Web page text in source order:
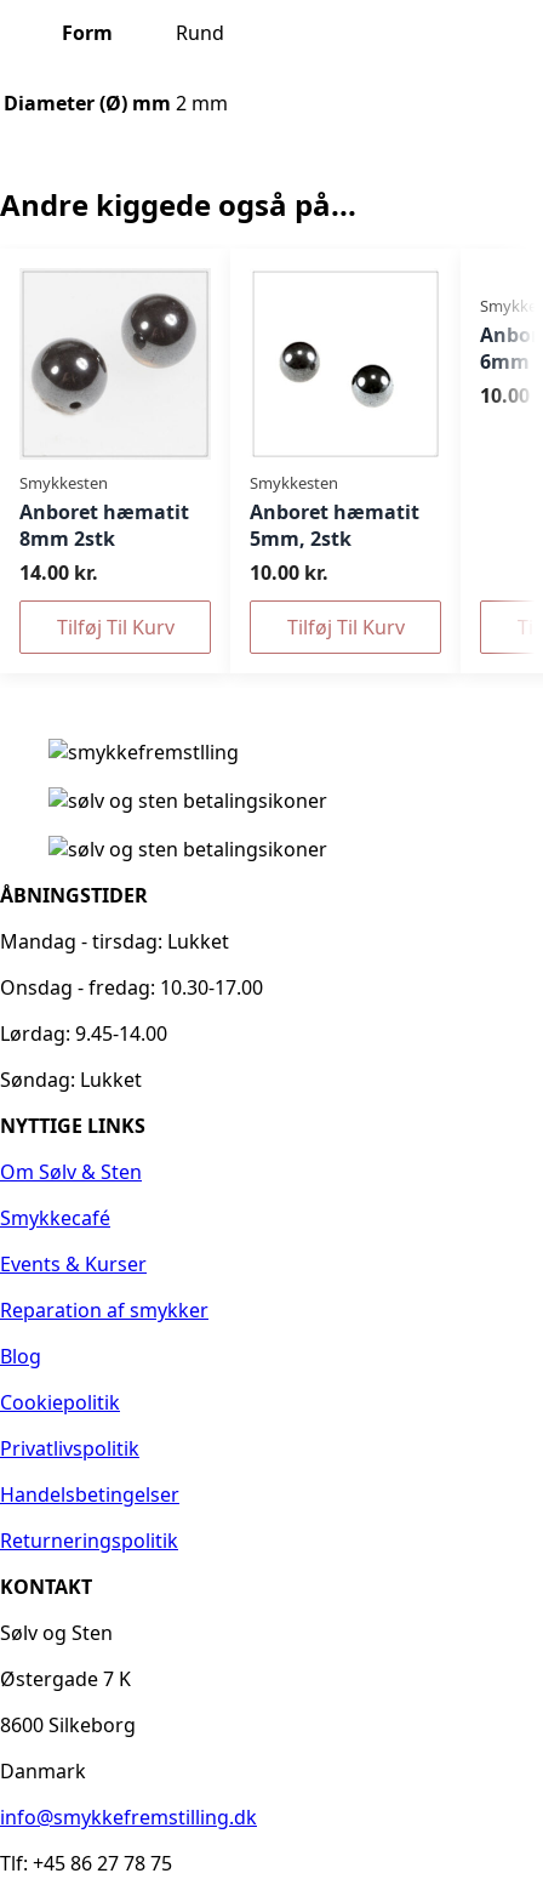
Form Rund
Diameter (Ø) mm 2 mm
Andre kiggede også på...
Smykkesten
Anboret hæmatit
8mm 2stk
14.00 kr.
Tilføj Til Kurv
Smykkesten
Anboret hæmatit
5mm, 2stk
10.00 kr.
Tilføj Til Kurv
6mm
10.00
ÅBNINGSTIDER
Mandag - tirsdag: Lukket
Onsdag - fredag: 10.30-17.00
Lørdag: 9.45-14.00
Søndag: Lukket
NYTTIGE LINKS
Om Sølv & Sten
Smykkecafé
Events & Kurser
Reparation af smykker
Blog
Cookiepolitik
Privatlivspolitik
Handelsbetingelser
Returneringspolitik
KONTAKT
Sølv og Sten
Østergade 7 K
8600 Silkeborg
Danmark
info@smykkefremstilling.dk
Tlf: +45 86 27 78 75